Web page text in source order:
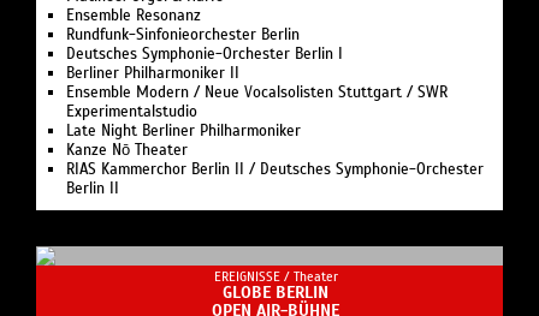
Ensemble Resonanz
Rundfunk-Sinfonieorchester Berlin
Deutsches Symphonie-Orchester Berlin I
Berliner Philharmoniker II
Ensemble Modern / Neue Vocalsolisten Stuttgart / SWR
Experimentalstudio
Late Night Berliner Philharmoniker
Kanze Nō Theater
RIAS Kammerchor Berlin II / Deutsches Symphonie-Orchester
Berlin II
EREIGNISSE / Theater
GLOBE BERLIN
OPEN AIR-BÜHNE